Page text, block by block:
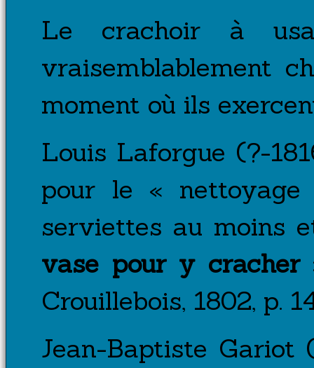
Le crachoir à
vraisemblablement
moment où ils
Louis Laforgue (?-
pour le «
serviettes au moins
vase pour y cracher
Crouillebois, 1802, p.
Jean-Baptiste Gariot